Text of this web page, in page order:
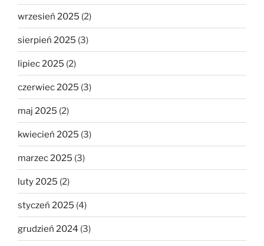
wrzesień 2025 (2)
sierpień 2025 (3)
lipiec 2025 (2)
czerwiec 2025 (3)
maj 2025 (2)
kwiecień 2025 (3)
marzec 2025 (3)
luty 2025 (2)
styczeń 2025 (4)
grudzień 2024 (3)